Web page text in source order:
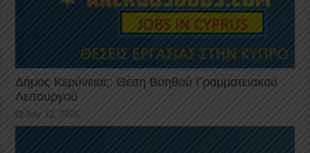
Δήμος Κερύνειας: Θέση Βοηθού Γραμματειακού
Λειτουργού
July 12, 2026